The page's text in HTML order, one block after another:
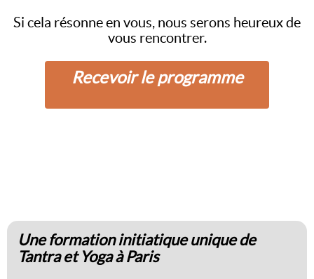
Si cela résonne en vous, nous serons heureux de
vous rencontrer.
Recevoir le programme
Une formation initiatique unique de
Tantra et Yoga à Paris